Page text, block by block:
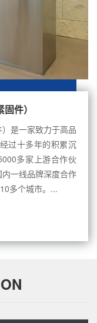
件）
是一家致力于高品
过十多年的积累沉
多家上游合作伙
一线品牌深度合作
多个城市。...